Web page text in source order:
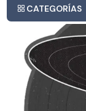
CATEGORÍAS